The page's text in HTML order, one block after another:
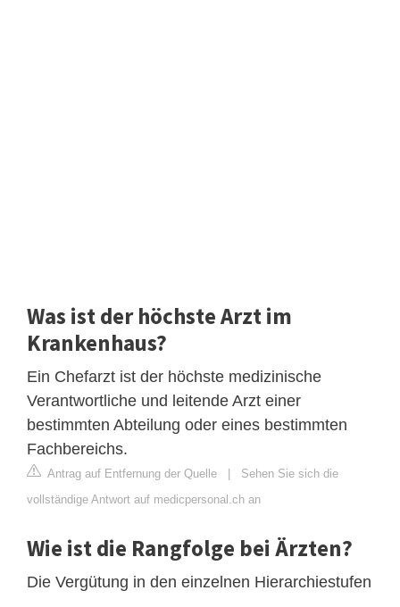
Was ist der höchste Arzt im
Krankenhaus?
Ein Chefarzt ist der höchste medizinische
Verantwortliche und leitende Arzt einer
bestimmten Abteilung oder eines bestimmten
Fachbereichs.
Antrag auf Entfernung der Quelle | Sehen Sie sich die
vollständige Antwort auf medicpersonal.ch an
Wie ist die Rangfolge bei Ärzten?
Die Vergütung in den einzelnen Hierarchiestufen